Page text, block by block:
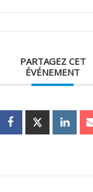
PARTAGEZ CET
ÉVÉNEMENT